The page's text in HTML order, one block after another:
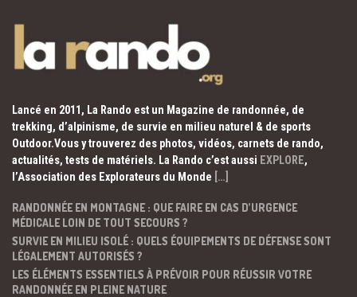
Lancé en 2011, La Rando est un Magazine de randonnée, de
trekking, d’alpinisme, de survie en milieu naturel & de sports
Outdoor.Vous y trouverez des photos, vidéos, carnets de rando,
actualités, tests de matériels. La Rando c’est aussi EXPLORE,
l’Association des Explorateurs du Monde […]
RANDONNÉE EN MONTAGNE : QUE FAIRE EN CAS D’URGENCE
MÉDICALE LOIN DE TOUT SECOURS ?
SURVIE EN MILIEU ISOLÉ : QUELS ÉQUIPEMENTS DE DÉFENSE SONT
LÉGALEMENT AUTORISÉS ?
LES ÉLÉMENTS ESSENTIELS À PRÉVOIR POUR RÉUSSIR VOTRE
RANDONNÉE EN PLEINE NATURE